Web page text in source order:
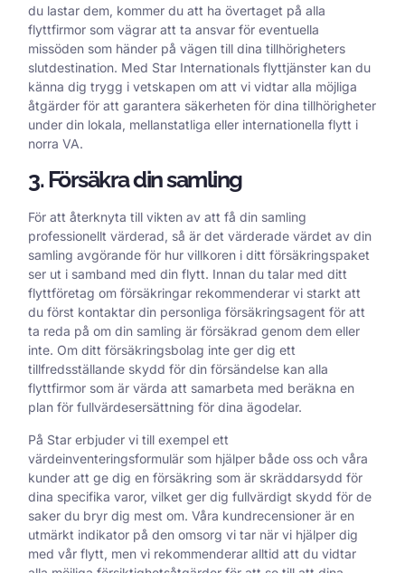
du lastar dem, kommer du att ha övertaget på alla
flyttfirmor som vägrar att ta ansvar för eventuella
missöden som händer på vägen till dina tillhörigheters
slutdestination. Med Star Internationals flyttjänster kan du
känna dig trygg i vetskapen om att vi vidtar alla möjliga
åtgärder för att garantera säkerheten för dina tillhörigheter
under din lokala, mellanstatliga eller internationella flytt i
norra VA.
3. Försäkra din samling
För att återknyta till vikten av att få din samling
professionellt värderad, så är det värderade värdet av din
samling avgörande för hur villkoren i ditt försäkringspaket
ser ut i samband med din flytt. Innan du talar med ditt
flyttföretag om försäkringar rekommenderar vi starkt att
du först kontaktar din personliga försäkringsagent för att
ta reda på om din samling är försäkrad genom dem eller
inte. Om ditt försäkringsbolag inte ger dig ett
tillfredsställande skydd för din försändelse kan alla
flyttfirmor som är värda att samarbeta med beräkna en
plan för fullvärdesersättning för dina ägodelar.
På Star erbjuder vi till exempel ett
värdeinventeringsformulär som hjälper både oss och våra
kunder att ge dig en försäkring som är skräddarsydd för
dina specifika varor, vilket ger dig fullvärdigt skydd för de
saker du bryr dig mest om. Våra kundrecensioner är en
utmärkt indikator på den omsorg vi tar när vi hjälper dig
med vår flytt, men vi rekommenderar alltid att du vidtar